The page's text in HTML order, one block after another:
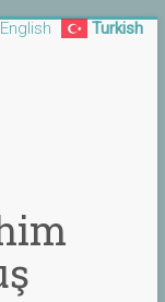
English Turkish